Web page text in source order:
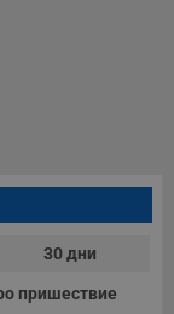
30 дни
пришествие